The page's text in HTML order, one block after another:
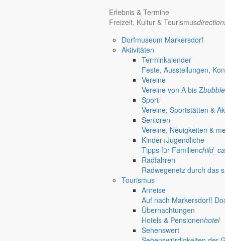
Erlebnis & Termine
Freizeit, Kultur & Tourismus
Dorfmuseum Markersdorf
Aktivitäten
Terminkalender
Feste, Ausstellungen,
Vereine
Vereine von A bis Z
Sport
Vereine, Sportstätten &
Senioren
Vereine, Neuigkeiten &
Kinder+Jugendliche
Tipps für Familien
Radfahren
Radwegenetz durch das
Tourismus
Anreise
Auf nach Markersdorf!
Übernachtungen
Hotels & Pensionenhotel
Sehenswert
Jauernick-Buschbach